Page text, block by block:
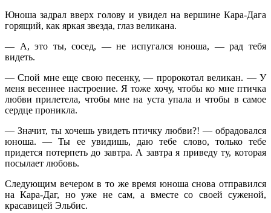
Юноша задрал вверх голову и увидел на вершине Кара-Дага
горящий, как яркая звезда, глаз великана.
— А, это ты, сосед, — не испугался юноша, — рад тебя
видеть.
— Спой мне еще свою песенку, — пророкотал великан. — У
меня весеннее настроение. Я тоже хочу, чтобы ко мне птичка
любви прилетела, чтобы мне на уста упала и чтобы в самое
сердце проникла.
— Значит, ты хочешь увидеть птичку любви?! — обрадовался
юноша. — Ты ее увидишь, даю тебе слово, только тебе
придется потерпеть до завтра. А завтра я приведу ту, которая
посылает любовь.
Следующим вечером в то же время юноша снова отправился
на Кара-Даг, но уже не сам, а вместе со своей суженой,
красавицей Эльбис.